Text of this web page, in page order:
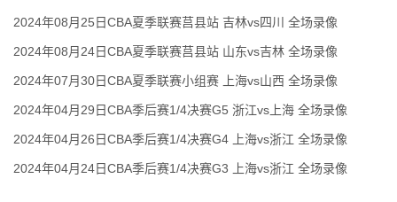
2024年08月25日CBA夏季联赛莒县站 吉林vs四川 全场录像
2024年08月24日CBA夏季联赛莒县站 山东vs吉林 全场录像
2024年07月30日CBA夏季联赛小组赛 上海vs山西 全场录像
2024年04月29日CBA季后赛1/4决赛G5 浙江vs上海 全场录像
2024年04月26日CBA季后赛1/4决赛G4 上海vs浙江 全场录像
2024年04月24日CBA季后赛1/4决赛G3 上海vs浙江 全场录像